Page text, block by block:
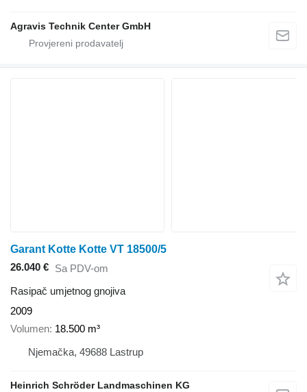
Agravis Technik Center GmbH
Garant Kotte Kotte VT 18500/5
26.040 € Sa PDV-om
Rasipač umjetnog gnojiva
2009
Volumen 18.500 m³
Njemačka, 49688 Lastrup
Heinrich Schröder Landmaschinen KG